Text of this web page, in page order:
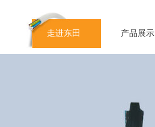
走进东田 产品展示